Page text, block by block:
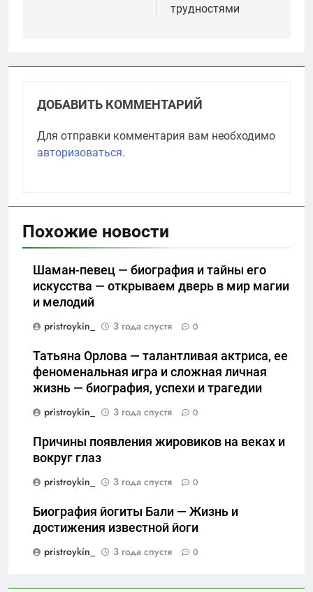
трудностями
ДОБАВИТЬ КОММЕНТАРИЙ
Для отправки комментария вам необходимо
авторизоваться.
Похожие новости
Шаман-певец — биография и тайны его
искусства — открываем дверь в мир магии
и мелодий
pristroykin_
3 года спустя 0
Татьяна Орлова — талантливая актриса, ее
феноменальная игра и сложная личная
жизнь — биография, успехи и трагедии
pristroykin_
3 года спустя 0
Причины появления жировиков на веках и
вокруг глаз
pristroykin_
3 года спустя 0
Биография йогиты Бали — Жизнь и
достижения известной йоги
pristroykin_
3 года спустя 0